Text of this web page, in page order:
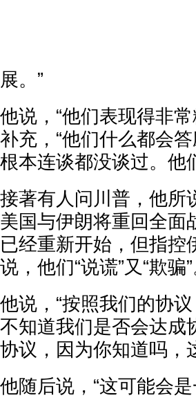
展。”
他说，“他们表现得非
补充，“他们什么都会
根本连谈都没谈过。他
接著有人问川普，他所
美国与伊朗将重回全面
已经重新开始，但指控
说，他们“说谎”又“欺骗”
他说，“按照我们的协
不知道我们是否会达成
协议，因为你知道吗，
他随后说，“这可能会